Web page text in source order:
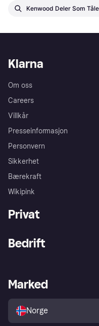
Kenwood Deler Som
Klarna
Om oss
Careers
Villkår
Presseinformasjon
Personvern
Sikkerhet
Bærekraft
Wikipink
Privat
Utforsk butikker
Bedrift
Merchant portal
Marked
Norge